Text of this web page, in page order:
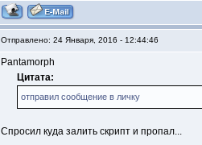
Отправлено: 24 Января, 2016 - 12:44:46
Pantamorph
Цитата:
отправил сообщение в личку
Спросил куда залить скрипт и пропал...